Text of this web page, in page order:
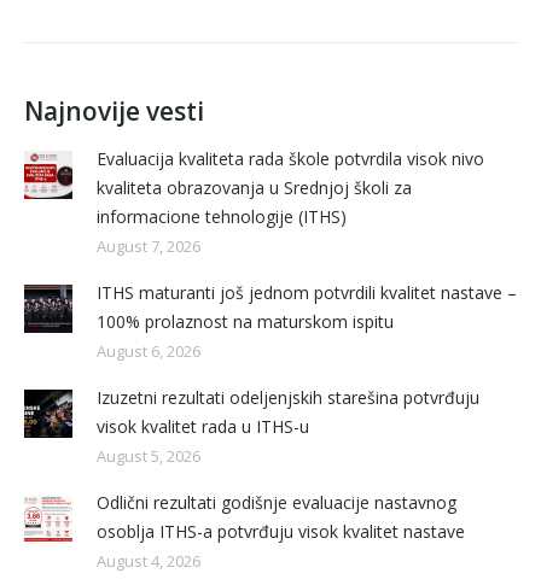
Najnovije vesti
Evaluacija kvaliteta rada škole potvrdila visok nivo
kvaliteta obrazovanja u Srednjoj školi za
informacione tehnologije (ITHS)
August 7, 2026
ITHS maturanti još jednom potvrdili kvalitet nastave –
100% prolaznost na maturskom ispitu
August 6, 2026
Izuzetni rezultati odeljenjskih starešina potvrđuju
visok kvalitet rada u ITHS-u
August 5, 2026
Odlični rezultati godišnje evaluacije nastavnog
osoblja ITHS-a potvrđuju visok kvalitet nastave
August 4, 2026